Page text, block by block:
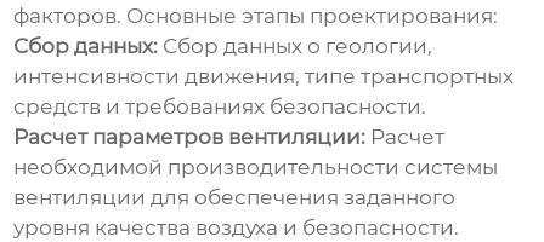
факторов. Основные этапы проектирования:
Сбор данных: Сбор данных о геологии,
интенсивности движения, типе транспортных
средств и требованиях безопасности.
Расчет параметров вентиляции: Расчет
необходимой производительности системы
вентиляции для обеспечения заданного
уровня качества воздуха и безопасности.